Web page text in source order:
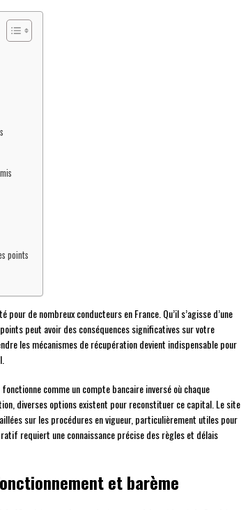
points
de nombreux conducteurs en France. Qu’il s’agisse d’une
peut avoir des conséquences significatives sur votre
les mécanismes de récupération devient indispensable pour
comme un compte bancaire inversé où chaque
diverses options existent pour reconstituer ce capital. Le site
sur les procédures en vigueur, particulièrement utiles pour
requiert une connaissance précise des règles et délais
et barème